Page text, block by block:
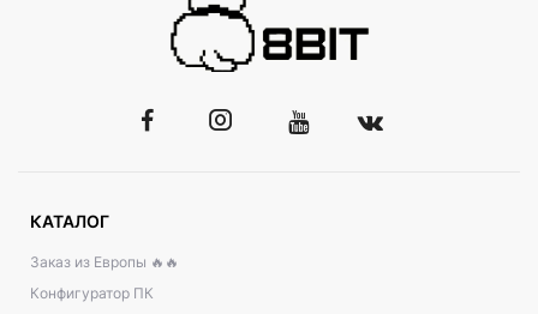
КАТАЛОГ
Заказ из Европы 🔥🔥
Конфигуратор ПК